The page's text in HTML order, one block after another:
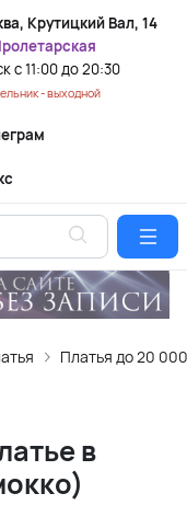
Крутицкий Вал, 14
с 11:00 до 20:30
- выходной
Платья до 20 000
в